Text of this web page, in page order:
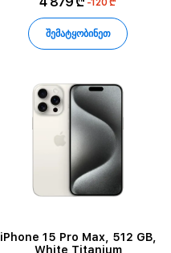
შემატყობინეთ
iPhone 15 Pro Max, 512 GB,
White Titanium